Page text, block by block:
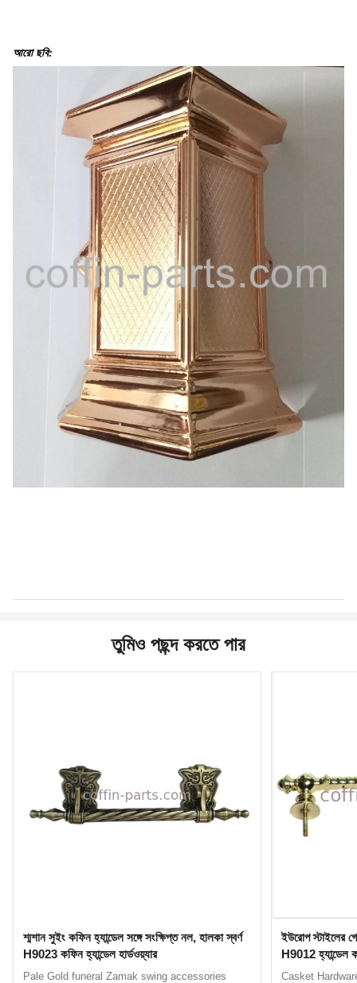
আরো ছবি:
তুমিও পছন্দ করতে পার
শ্মশান সুইং কফিন হ্যান্ডেল সঙ্গে সংক্ষিপ্ত নল, হালকা স্বর্ণ
H9023 কফিন হ্যান্ডেল হার্ডওয়্যার
Pale Gold funeral Zamak swing accessories
ইউরোপ স্টাইলের
H9012 হ্যান্ডেল
Casket